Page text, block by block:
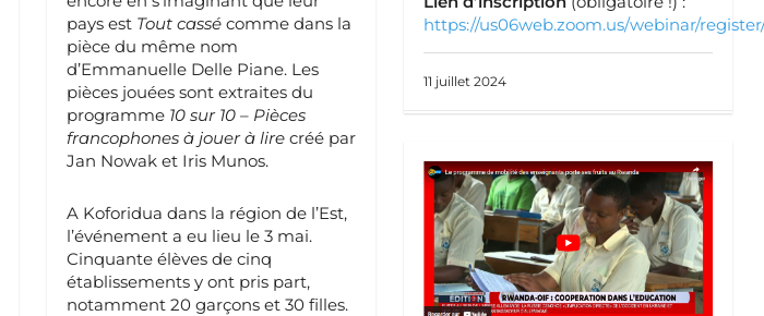
https://us06web.zoom.us/webinar/
11 juillet 2024
pays est Tout cassécomme dans la
pièce du même nom
d’Emmanuelle Delle Piane. Les
pièces jouées sont extraites du
programme 10 sur 10 – Pièces
francophones à jouer à lirecréé par
Jan Nowak et Iris Munos.
A Koforidua dans la région de l’Est,
l’événement a eu lieu le 3 mai.
Cinquante élèves de cinq
établissements y ont pris part,
notamment 20 garçons et 30 filles.